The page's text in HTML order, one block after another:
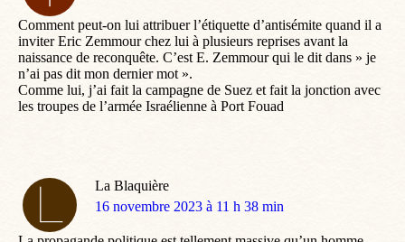
Comment peut-on lui attribuer l’étiquette d’antisémite quand il a
inviter Eric Zemmour chez lui à plusieurs reprises avant la
naissance de reconquête. C’est E. Zemmour qui le dit dans » je
n’ai pas dit mon dernier mot ».
Comme lui, j’ai fait la campagne de Suez et fait la jonction avec
les troupes de l’armée Israélienne à Port Fouad
La Blaquière
dit
16 novembre 2023 à 11 h 38 min